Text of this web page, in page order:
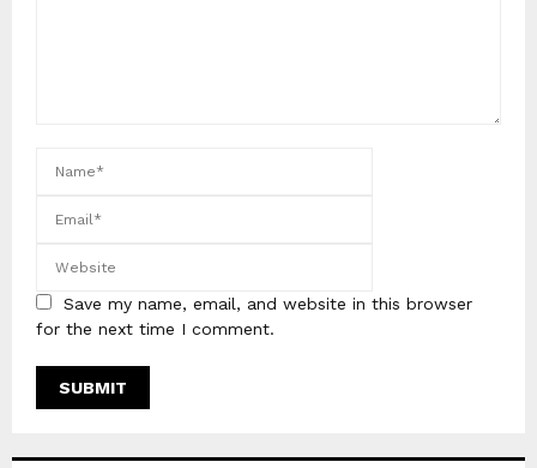
Save my name, email, and website in this browser
for the next time I comment.